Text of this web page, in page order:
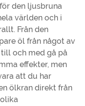
den ljusbruna
världen och i
Från den
öl från något av
och med gå på
effekter, men
att du har
ölkran direkt från